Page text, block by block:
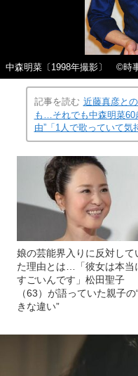
中森明菜〔1998年撮影〕 ©時
記事を読む 近藤真彦と
も…それでも中森明菜60
由”「1人で歌っていて
娘の芸能界入りに反対して
た理由とは…「彼女は本当
すごいんです」松田聖子
（63）が語っていた親子の
きな違い”